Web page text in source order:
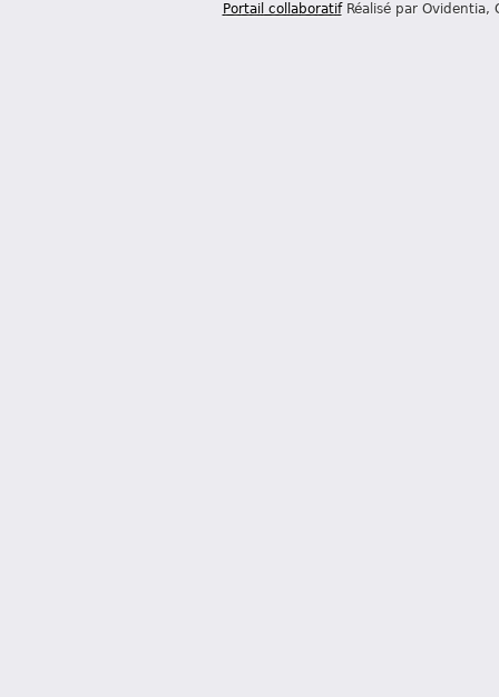
Portail collaboratifRéalisé par Ovidentia,